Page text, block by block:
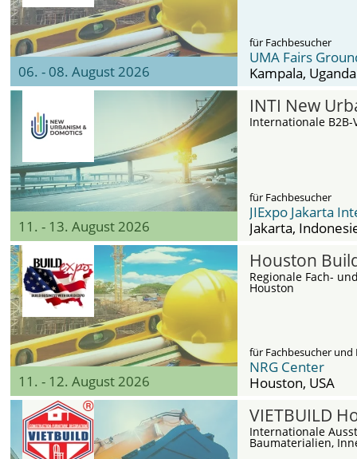
06. - 08. August 2026
für Fachbesucher
UMA Fairs
Kampala, Uganda
11. - 13. August 2026
INTI New
Internationale
für Fachbesucher
JIExpo Jakarta
Jakarta,
11. - 12. August 2026
Houston
Regionale Fach-
Houston
für Fachbesucher
NRG Center
Houston, USA
VIETBUILD
Internationale
Baumaterialien,